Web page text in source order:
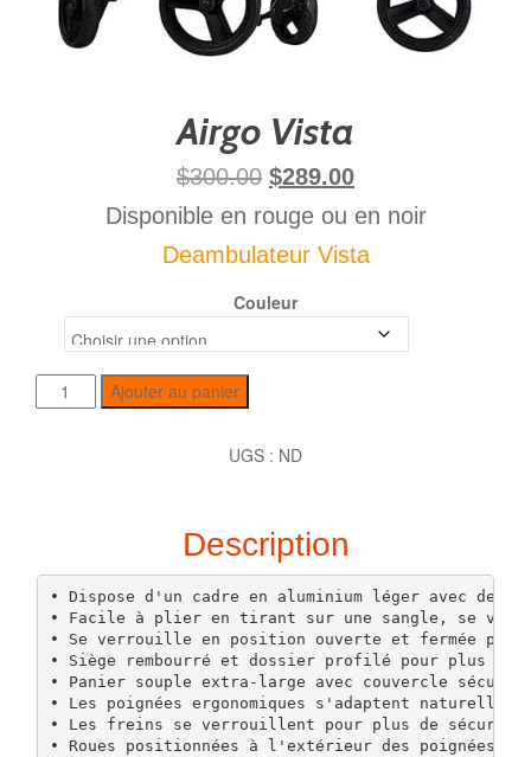
Airgo Vista
$300.00 $289.00
Disponible en rouge ou en noir
Deambulateur Vista
Couleur
Ajouter au panier
UGS : ND
Description
• Dispose d'un cadre en aluminium léger avec des
• Facile à plier en tirant sur une sangle, se
• Se verrouille en position ouverte et fermée
• Siège rembourré et dossier profilé pour plus de
• Panier souple extra-large avec couvercle
• Les poignées ergonomiques s'adaptent
• Les freins se verrouillent pour plus de
• Roues positionnées à l'extérieur des poignées